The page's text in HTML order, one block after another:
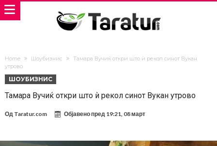
Home Шоубизнис
Тамара Вучиќ откри што ѝ рекол синот Вукан
утрово
ШОУБИЗНИС
Тамара Вучиќ откри што ѝ рекол синот Вукан утрово
Од Taratur.com Објавено пред 19:21, 08 март